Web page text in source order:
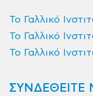
Το Γαλλικό
Το Γαλλικό
Το Γαλλικό
ΣΥΝΔΕΘΕΙΤΕ